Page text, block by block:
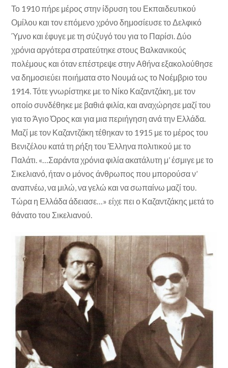
Το 1910 πήρε μέρος στην ίδρυση του Εκπαιδευτικού
Ομίλου και τον επόμενο χρόνο δημοσίευσε το Δελφικό
Ύμνο και έφυγε με τη σύζυγό του για το Παρίσι. Δύο
χρόνια αργότερα στρατεύτηκε στους Βαλκανικούς
πολέμους και όταν επέστρεψε στην Αθήνα εξακολούθησε
να δημοσιεύει ποιήματα στο Νουμά ως το Νοέμβριο του
1914. Τότε γνωρίστηκε με το Νίκο Καζαντζάκη, με τον
οποίο συνδέθηκε με βαθιά φιλία, και αναχώρησε μαζί του
για το Άγιο Όρος και για μια περιήγηση ανά την Ελλάδα.
Μαζί με τον Καζαντζάκη τέθηκαν το 1915 με το μέρος του
Βενιζέλου κατά τη ρήξη του Έλληνα πολιτικού με το
Παλάτι. «…Σαράντα χρόνια φιλία ακατάλυτη μ’ έσμιγε με το
Σικελιανό, ήταν ο μόνος άνθρωπος που μπορούσα ν’
αναπνέω, να μιλώ, να γελώ και να σωπαίνω μαζί του.
Τώρα η Ελλάδα άδειασε…» είχε πει ο Καζαντζάκης μετά το
θάνατο του Σικελιανού.